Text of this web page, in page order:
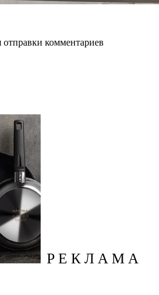
отправки комментариев
Р Е К Л А М А